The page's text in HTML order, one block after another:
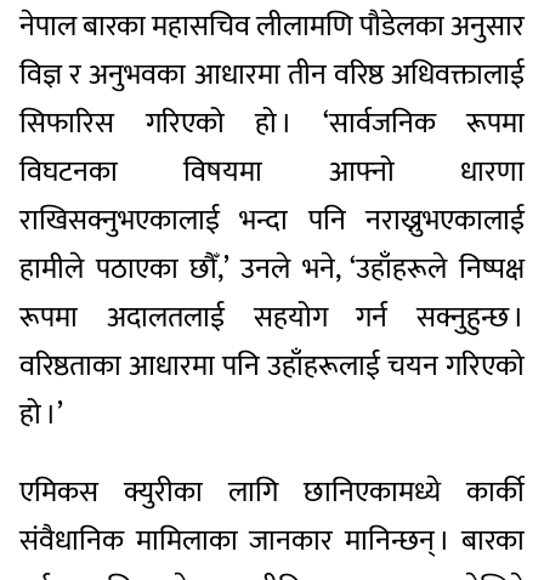
नेपाल बारका महासचिव लीलामणि पौडेलका अनुसार
विज्ञ र अनुभवका आधारमा तीन वरिष्ठ अधिवक्तालाई
सिफारिस गरिएको हो । ‘सार्वजनिक रूपमा
विघटनका विषयमा आफ्नो धारणा
राखिसक्नुभएकालाई भन्दा पनि नराख्नुभएकालाई
हामीले पठाएका छौँ,’ उनले भने, ‘उहाँहरूले निष्पक्ष
रूपमा अदालतलाई सहयोग गर्न सक्नुहुन्छ ।
वरिष्ठताका आधारमा पनि उहाँहरूलाई चयन गरिएको
हो ।’
एमिकस क्युरीका लागि छानिएकामध्ये कार्की
संवैधानिक मामिलाका जानकार मानिन्छन् । बारका